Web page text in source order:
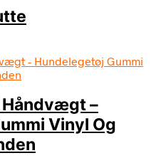
Håndvægt –
Vinyl Og